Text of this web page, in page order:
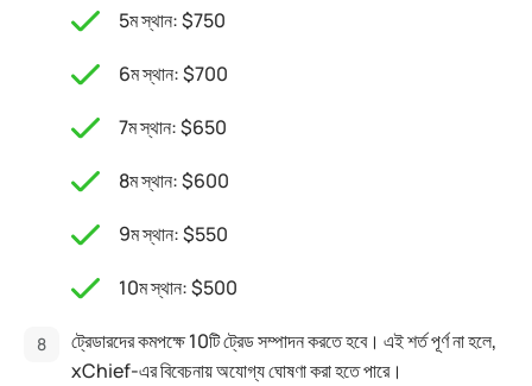
5ম স্থান: $750
6ম স্থান: $700
7ম স্থান: $650
8ম স্থান: $600
9ম স্থান: $550
10ম স্থান: $500
ট্রেডারদের কমপক্ষে 10টি ট্রেড সম্পাদন করতে হবে। এই শর্ত পূর্ণ না হলে,
xChief-এর বিবেচনায় অযোগ্য ঘোষণা করা হতে পারে।